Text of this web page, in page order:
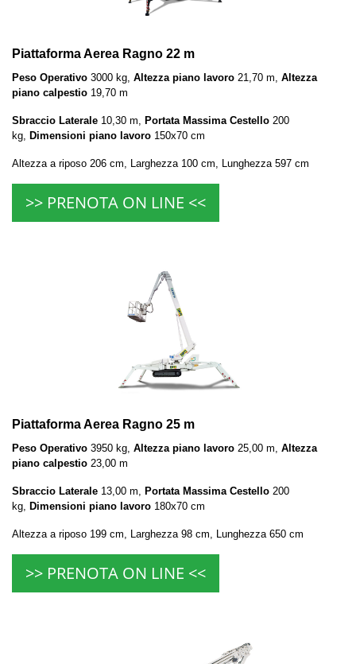
Piattaforma Aerea Ragno 22 m
Peso Operativo 3000 kg, Altezza piano lavoro 21,70 m, Altezza
piano calpestio 19,70 m
Sbraccio Laterale 10,30 m, Portata Massima Cestello 200
kg,
Dimensioni piano lavoro 150x70 cm
Altezza a riposo 206 cm, Larghezza 100 cm, Lunghezza 597 cm
>> PRENOTA ON LINE <<
Piattaforma Aerea Ragno 25 m
Peso Operativo 3950 kg, Altezza piano lavoro 25,00 m, Altezza
piano calpestio 23,00 m
Sbraccio Laterale 13,00 m, Portata Massima Cestello 200
kg, Dimensioni piano lavoro 180x70 cm
Altezza a riposo 199 cm, Larghezza 98 cm, Lunghezza 650 cm
>> PRENOTA ON LINE <<